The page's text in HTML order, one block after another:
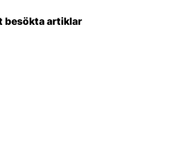
besökta artiklar